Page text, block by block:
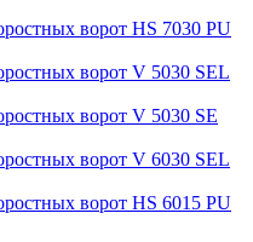
ворот HS 7030 PU
ворот V 5030 SEL
ворот V 5030 SE
ворот V 6030 SEL
ворот HS 6015 PU